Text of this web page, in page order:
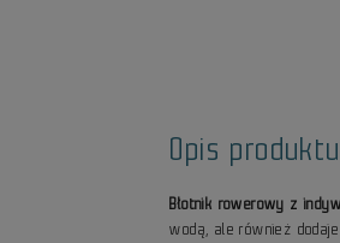
Opis produktu
Błotnik rowerowy z
wodą, ale również